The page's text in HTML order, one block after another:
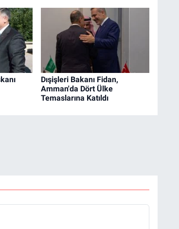
Dışişleri Bakanı Fidan,
Amman'da Dört Ülke
Temaslarına Katıldı